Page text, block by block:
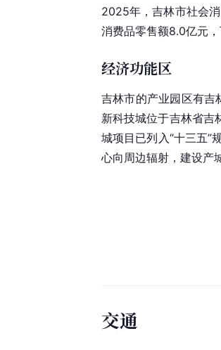
2025年，吉林市社会
消费品零售额8.0亿元
经济功能区
吉林市的产业园区有吉
新科技城位于吉林省吉
城项目已列入“十三五”
心向周边辐射，建设产
交通